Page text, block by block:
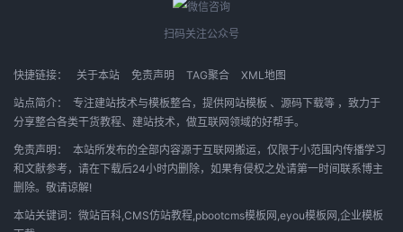
扫码关注公众号
快捷链接： 关于本站 免责声明 TAG聚合 XML地图
站点简介： 专注建站技术与模板整合，提供网站模板 、 源码下载等 ，致力于
分享整合各类干货教程、建站技术，做互联网领域的好帮手。
免责声明：
本站所发布的全部内容源于互联网搬运，仅限于小范围内传播学习
和文献参考，请在下载后24小时内删除，如果有侵权之处请第一时间联系博主
删除。敬请谅解!
本站关键词：微站百科,CMS仿站教程,pbootcms模板网,eyou模板网,企业模板